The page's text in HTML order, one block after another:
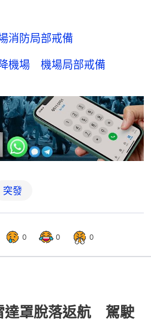
消防局部戒備
機場 機場局部戒備
突發
0 0 0
達罩脫落返航 駕駛